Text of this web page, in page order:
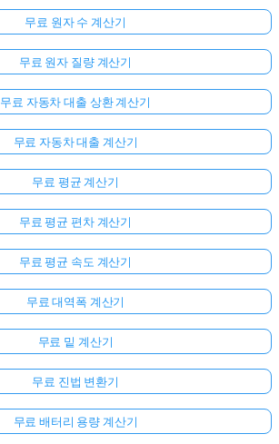
무료 원자 수 계산기
무료 원자 질량 계산기
무료 자동차 대출 상환 계산기
무료 자동차 대출 계산기
무료 평균 계산기
무료 평균 편차 계산기
무료 평균 속도 계산기
무료 대역폭 계산기
무료 밑 계산기
무료 진법 변환기
무료 배터리 용량 계산기